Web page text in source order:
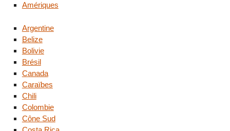
Amériques
Argentine
Belize
Bolivie
Brésil
Canada
Caraïbes
Chili
Colombie
Cône Sud